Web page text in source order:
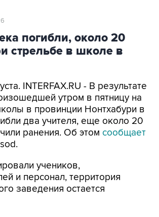
погибли, около 20
стрельбе в школе в
INTERFAX.RU - В результате
утром в пятницу на
в провинции Нонтхабури в
два учителя, еще около 20
ранения. Об этом сообщает
учеников,
и персонал, территория
заведения остается